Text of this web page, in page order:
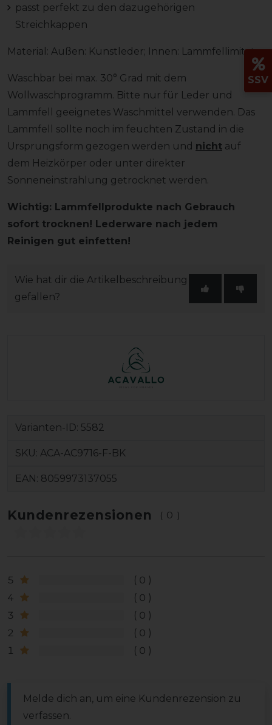
passt perfekt zu den dazugehörigen
Streichkappen
Material: Außen: Kunstleder; Innen: Lammfellimitat
Waschbar bei max. 30° Grad mit dem
Wollwaschprogramm. Bitte nur für Leder und
Lammfell geeignetes Waschmittel verwenden. Das
Lammfell sollte noch im feuchten Zustand in die
Ursprungsform gezogen werden und nicht auf
dem Heizkörper oder unter direkter
Sonneneinstrahlung getrocknet werden.
Wichtig: Lammfellprodukte nach Gebrauch
sofort trocknen! Lederware nach jedem
Reinigen gut einfetten!
Wie hat dir die Artikelbeschreibung
gefallen?
Varianten-ID: 5582
SKU: ACA-AC9716-F-BK
EAN: 8059973137055
Kundenrezensionen (0)
5
0
4
0
3
0
2
0
1
0
Melde dich an, um eine Kundenrezension zu
verfassen.
SSV